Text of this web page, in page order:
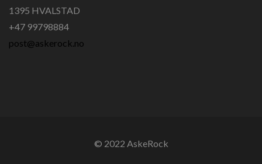
1395 HVALSTAD
+47 99798884
post@askerock.no
© 2022 AskeRock